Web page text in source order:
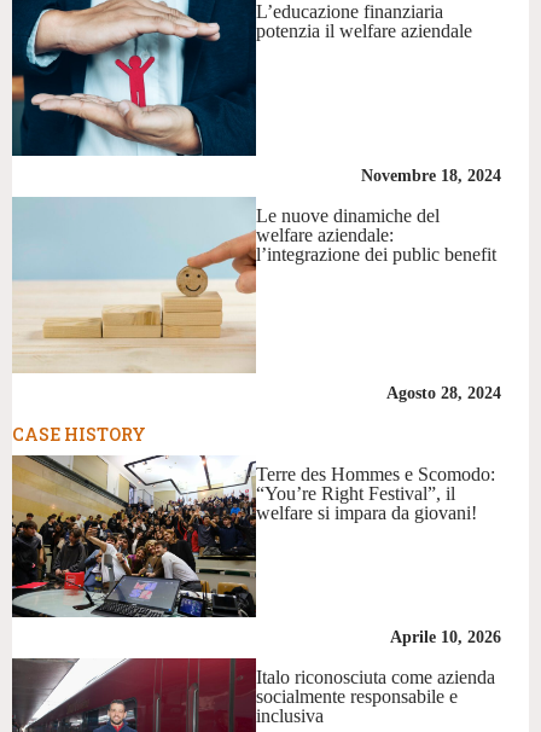
L’educazione finanziaria
potenzia il welfare aziendale
Novembre 18, 2024
Le nuove dinamiche del
welfare aziendale:
l’integrazione dei public benefit
Agosto 28, 2024
CASE HISTORY
Terre des Hommes e Scomodo:
“You’re Right Festival”, il
welfare si impara da giovani!
Aprile 10, 2026
Italo riconosciuta come azienda
socialmente responsabile e
inclusiva